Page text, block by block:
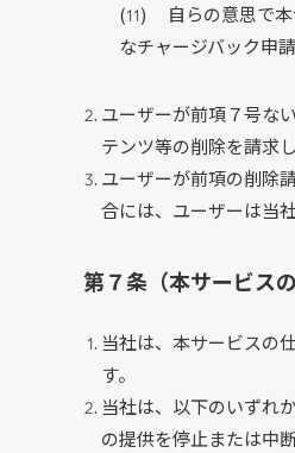
自らの意思で
なチャージバック申
ユーザーが前項７号な
テンツ等の削除を請求
ユーザーが前項の削除
合には、ユーザーは当
第７条（本サービス
当社は、本サービスの
す。
当社は、以下のいずれ
の提供を停止または中